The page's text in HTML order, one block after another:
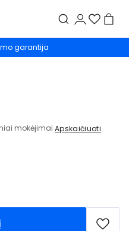
garantija
mokėjimai Apskaičiuoti